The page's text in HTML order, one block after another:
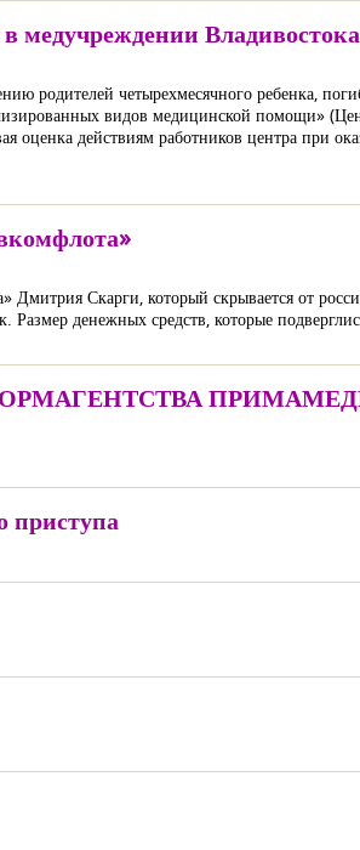
медучреждении Владивостока
родителей четырехмесячного ребенка,
видов медицинской помощи»
оценка действиям работников центра при
Дмитрия Скарги, который скрывается от
денежных средств, которые
приступа